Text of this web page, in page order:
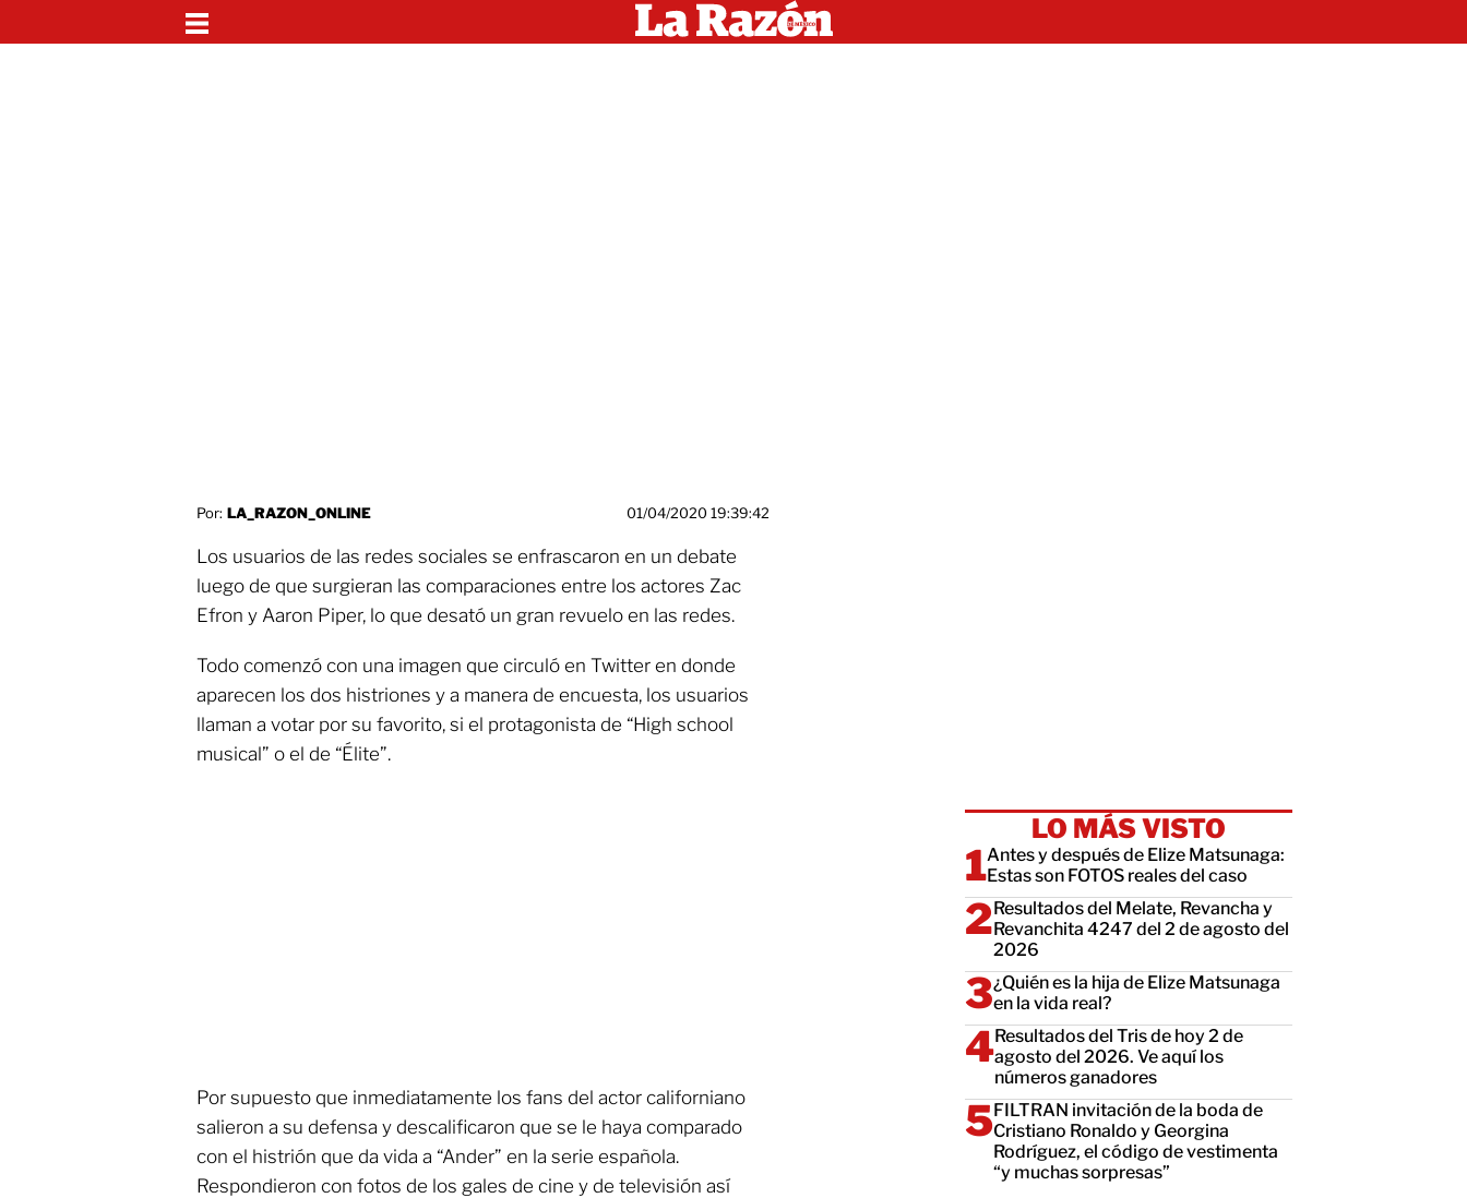
Por: LA_RAZON_ONLINE 01/04/2020 19:39:42
Los usuarios de las redes sociales se enfrascaron en un debate
luego de que surgieran las comparaciones entre los actores Zac
Efron y Aaron Piper, lo que desató un gran revuelo en las redes.
Todo comenzó con una imagen que circuló en Twitter en donde
aparecen los dos histriones y a manera de encuesta, los usuarios
llaman a votar por su favorito, si el protagonista de “High school
musical” o el de “Élite”.
Por supuesto que inmediatamente los fans del actor californiano
salieron a su defensa y descalificaron que se le haya comparado
con el histrión que da vida a “Ander” en la serie española.
Respondieron con fotos de los gales de cine y de televisión así
LO MÁS VISTO
Antes y después de Elize Matsunaga:
Estas son FOTOS reales del caso
Resultados del Melate, Revancha y
Revanchita 4247 del 2 de agosto del
2026
¿Quién es la hija de Elize Matsunaga
en la vida real?
Resultados del Tris de hoy 2 de
agosto del 2026. Ve aquí los
números ganadores
FILTRAN invitación de la boda de
Cristiano Ronaldo y Georgina
Rodríguez, el código de vestimenta
“y muchas sorpresas”